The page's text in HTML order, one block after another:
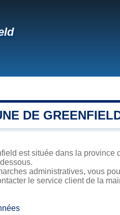
DE
est située dans la
administratives, vous
le service client de la